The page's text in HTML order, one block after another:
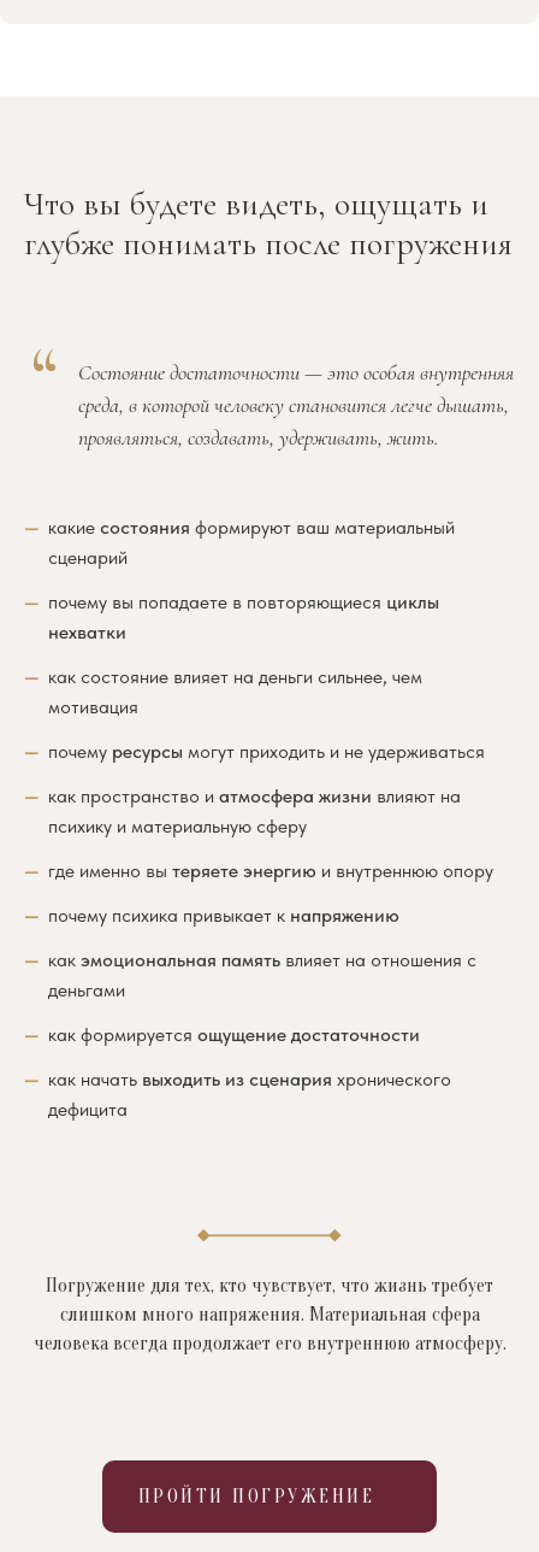
Что вы будете видеть, ощущать и
глубже понимать после погружения
Состояние достаточности — это особая внутренняя
среда, в которой человеку становится легче дышать,
проявляться, создавать, удерживать, жить.
какие состояния формируют ваш материальный
сценарий
почему вы попадаете в повторяющиеся циклы
нехватки
как состояние влияет на деньги сильнее, чем
мотивация
почему ресурсы могут приходить и не удерживаться
как пространство и атмосфера жизни влияют на
психику и материальную сферу
где именно вы теряете энергию и внутреннюю опору
почему психика привыкает к напряжению
как эмоциональная память влияет на отношения с
деньгами
как формируется ощущение достаточности
как начать выходить из сценария хронического
дефицита
Погружение для тех, кто чувствует, что жизнь требует
слишком много напряжения. Материальная сфера
человека всегда продолжает его внутреннюю атмосферу.
ПРОЙТИ ПОГРУЖЕНИЕ